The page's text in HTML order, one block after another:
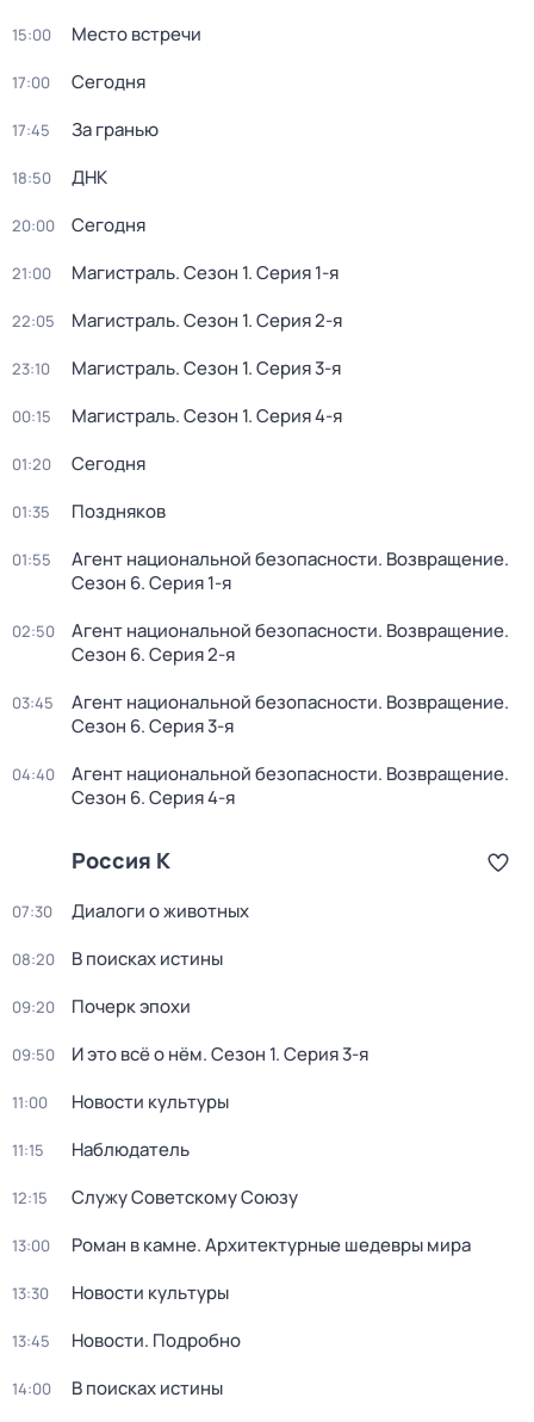
15:00 Место встречи
17:00 Сегодня
17:45 За гранью
18:50 ДНК
20:00 Сегодня
21:00 Магистраль. Сезон 1. Серия 1-я
22:05 Магистраль. Сезон 1. Серия 2-я
23:10 Магистраль. Сезон 1. Серия 3-я
00:15 Магистраль. Сезон 1. Серия 4-я
01:20 Сегодня
01:35 Поздняков
01:55 Агент национальной безопасности. Возвращение.
Сезон 6. Серия 1-я
02:50 Агент национальной безопасности. Возвращение.
Сезон 6. Серия 2-я
03:45 Агент национальной безопасности. Возвращение.
Сезон 6. Серия 3-я
04:40 Агент национальной безопасности. Возвращение.
Сезон 6. Серия 4-я
Россия К
07:30 Диалоги о животных
08:20 В поисках истины
09:20 Почерк эпохи
09:50 И это всё о нём. Сезон 1. Серия 3-я
11:00 Новости культуры
11:15 Наблюдатель
12:15 Служу Советскому Союзу
13:00 Роман в камне. Архитектурные шедевры мира
13:30 Новости культуры
13:45 Новости. Подробно
14:00 В поисках истины